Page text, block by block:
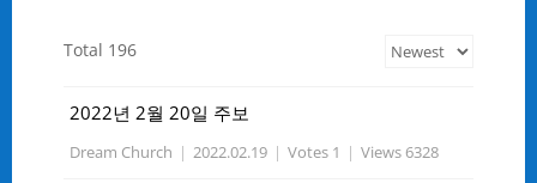
Total 196
2022년 2월 20일 주보
Dream Church | 2022.02.19 | Votes 1 | Views 6328